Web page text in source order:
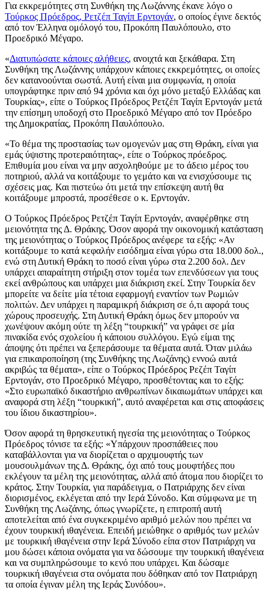
Για εκκρεμότητες στη Συνθήκη της Λωζάννης έκανε λόγο ο
Τούρκος Πρόεδρος, Ρετζέπ Ταγίπ Ερντογάν, ο οποίος έγινε δεκτός
από τον Έλληνα ομόλογό του, Προκόπη Παυλόπουλο, στο
Προεδρικό Μέγαρο.
«Διατυπώσατε κάποιες αλήθειες, ανοιχτά και ξεκάθαρα. Στη
Συνθήκη της Λωζάννης υπάρχουν κάποιες εκκρεμότητες, οι οποίες
δεν κατανοούνται σωστά. Αυτή είναι μια συμφωνία, η οποία
υπογράφτηκε πριν από 94 χρόνια και όχι μόνο μεταξύ Ελλάδας και
Τουρκίας», είπε ο Τούρκος Πρόεδρος Ρετζέπ Ταγίπ Ερντογάν μετά
την επίσημη υποδοχή στο Προεδρικό Μέγαρο από τον Πρόεδρο
της Δημοκρατίας, Προκόπη Παυλόπουλο.
«Το θέμα της προστασίας των ομογενών μας στη Θράκη, είναι για
εμάς ύψιστης προτεραιότητας», είπε ο Τούρκος πρόεδρος.
Επιθυμία μου είναι να μην ασχοληθούμε με το άδειο μέρος του
ποτηριού, αλλά να κοιτάξουμε το γεμάτο και να ενισχύσουμε τις
σχέσεις μας. Και πιστεύω ότι μετά την επίσκεψη αυτή θα
κοιτάξουμε μπροστά, προσέθεσε ο κ. Ερντογάν.
Ο Τούρκος Πρόεδρος Ρετζέπ Ταγίπ Ερντογάν, αναφέρθηκε στη
μειονότητα της Δ. Θράκης. Όσον αφορά την οικονομική κατάσταση
της μειονότητας ο Τούρκος Πρόεδρος ανέφερε τα εξής: «Αν
κοιτάξουμε το κατά κεφαλήν εισόδημα είναι γύρω στα 18.000 δολ.,
ενώ στη Δυτική Θράκη το ποσό είναι γύρω στα 2.200 δολ. Δεν
υπάρχει απαραίτητη στήριξη στον τομέα των επενδύσεων για τους
εκεί ανθρώπους και υπάρχει μια διάκριση εκεί. Στην Τουρκία δεν
μπορείτε να δείτε μία τέτοια εφαρμογή εναντίον των Ρωμιών
πολιτών. Δεν υπάρχει η παραμικρή διάκριση σε ό,τι αφορά τους
χώρους προσευχής. Στη Δυτική Θράκη όμως δεν μπορούν να
χωνέψουν ακόμη ούτε τη λέξη “τουρκική” να γράφει σε μία
πινακίδα ενός σχολείου ή κάποιου συλλόγου. Εγώ είμαι της
άποψης ότι πρέπει να ξεπεράσουμε τα θέματα αυτά. Όταν μιλάω
για επικαιροποίηση (της Συνθήκης της Λωζάνης) εννοώ αυτά
ακριβώς τα θέματα», είπε ο Τούρκος Πρόεδρος Ρεζέπ Ταγίπ
Ερντογάν, στο Προεδρικό Μέγαρο, προσθέτοντας και το εξής:
«Στο ευρωπαϊκό δικαστήριο ανθρωπίνων δικαιωμάτων υπάρχει και
αναφορά στη λέξη “τουρκική”, αυτό αναφέρεται και στις αποφάσεις
του ίδιου δικαστηρίου».
Όσον αφορά τη θρησκευτική ηγεσία της μειονότητας ο Τούρκος
Πρόεδρος τόνισε τα εξής: «Υπάρχουν προσπάθειες που
καταβάλλονται για να διορίζεται ο αρχιμουφτής των
μουσουλμάνων της Δ. Θράκης, όχι από τους μουφτήδες που
εκλέγουν τα μέλη της μειονότητας, αλλά από άτομα που διορίζει το
κράτος. Στην Τουρκία, για παράδειγμα, ο Πατριάρχης δεν είναι
διορισμένος, εκλέγεται από την Ιερά Σύνοδο. Και σύμφωνα με τη
Συνθήκη της Λωζάνης, όπως γνωρίζετε, η επιτροπή αυτή
αποτελείται από ένα συγκεκριμένο αριθμό μελών που πρέπει να
έχουν τουρκική ιθαγένεια. Επειδή μειώθηκε ο αριθμός των μελών
με τουρκική ιθαγένεια στην Ιερά Σύνοδο είπα στον Πατριάρχη να
μου δώσει κάποια ονόματα για να δώσουμε την τουρκική ιθαγένεια
και να συμπληρώσουμε το κενό που υπάρχει. Και δώσαμε
τουρκική ιθαγένεια στα ονόματα που δόθηκαν από τον Πατριάρχη
τα οποία έγιναν μέλη της Ιεράς Συνόδου».